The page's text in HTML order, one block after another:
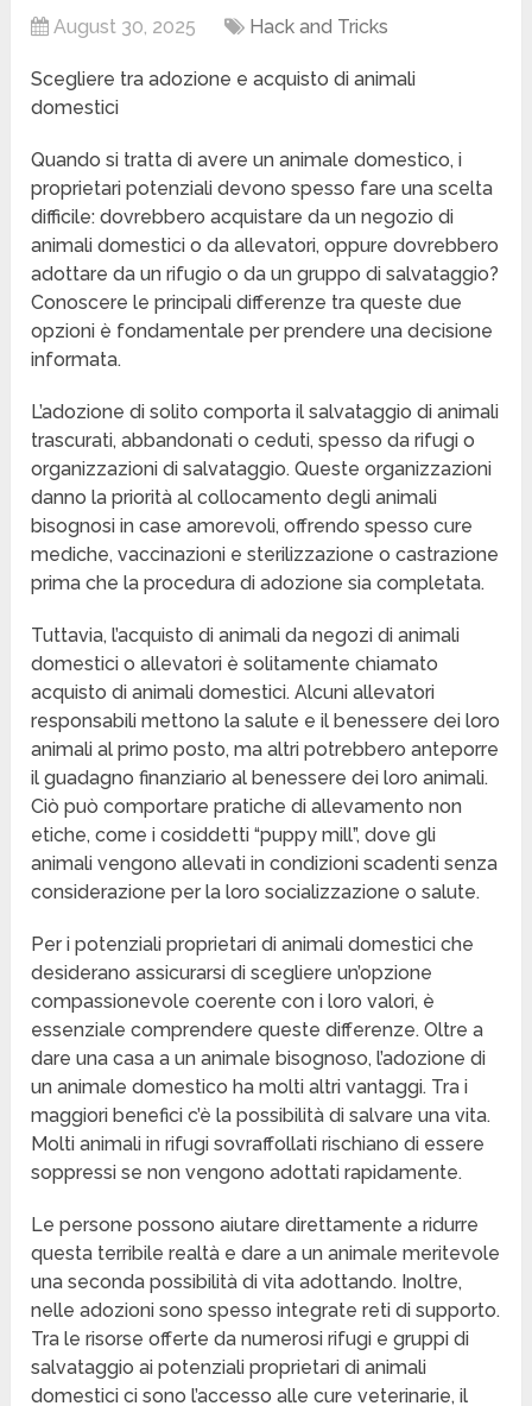
August 30, 2025 Hack and Tricks
Scegliere tra adozione e acquisto di animali
domestici
Quando si tratta di avere un animale domestico, i
proprietari potenziali devono spesso fare una scelta
difficile: dovrebbero acquistare da un negozio di
animali domestici o da allevatori, oppure dovrebbero
adottare da un rifugio o da un gruppo di salvataggio?
Conoscere le principali differenze tra queste due
opzioni è fondamentale per prendere una decisione
informata.
L’adozione di solito comporta il salvataggio di animali
trascurati, abbandonati o ceduti, spesso da rifugi o
organizzazioni di salvataggio. Queste organizzazioni
danno la priorità al collocamento degli animali
bisognosi in case amorevoli, offrendo spesso cure
mediche, vaccinazioni e sterilizzazione o castrazione
prima che la procedura di adozione sia completata.
Tuttavia, l’acquisto di animali da negozi di animali
domestici o allevatori è solitamente chiamato
acquisto di animali domestici. Alcuni allevatori
responsabili mettono la salute e il benessere dei loro
animali al primo posto, ma altri potrebbero anteporre
il guadagno finanziario al benessere dei loro animali.
Ciò può comportare pratiche di allevamento non
etiche, come i cosiddetti “puppy mill”, dove gli
animali vengono allevati in condizioni scadenti senza
considerazione per la loro socializzazione o salute.
Per i potenziali proprietari di animali domestici che
desiderano assicurarsi di scegliere un’opzione
compassionevole coerente con i loro valori, è
essenziale comprendere queste differenze. Oltre a
dare una casa a un animale bisognoso, l’adozione di
un animale domestico ha molti altri vantaggi. Tra i
maggiori benefici c’è la possibilità di salvare una vita.
Molti animali in rifugi sovraffollati rischiano di essere
soppressi se non vengono adottati rapidamente.
Le persone possono aiutare direttamente a ridurre
questa terribile realtà e dare a un animale meritevole
una seconda possibilità di vita adottando. Inoltre,
nelle adozioni sono spesso integrate reti di supporto.
Tra le risorse offerte da numerosi rifugi e gruppi di
salvataggio ai potenziali proprietari di animali
domestici ci sono l’accesso alle cure veterinarie, il